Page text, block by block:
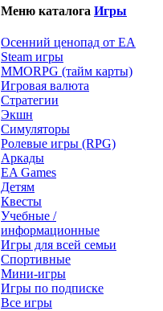
Меню каталога Игры
Осенний ценопад от EA
Steam игры
MMORPG (тайм карты)
Игровая валюта
Стратегии
Экшн
Симуляторы
Ролевые игры (RPG)
Аркады
EA Games
Детям
Квесты
Учебные /
информационные
Игры для всей семьи
Спортивные
Мини-игры
Игры по подписке
Все игры